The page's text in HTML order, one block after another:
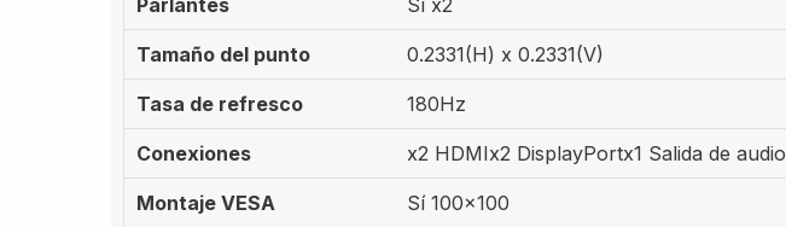
Parlantes Sí x2
Tamaño del punto 0.2331(H) x 0.2331(V)
Tasa de refresco 180Hz
Conexiones x2 HDMIx2 DisplayPortx1 Salida de audio
Montaje VESA Sí 100x100